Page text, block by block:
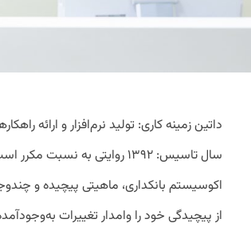
سال تاسیس: ۱۳۹۲ روایتی به
اکوسیستم بانکداری، ماهیتی پیچیده و
از پیچیدگی خود را وامدار تغییرات